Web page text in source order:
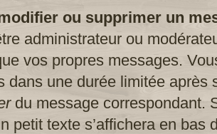
ou supprimer un
administrateur ou
vos propres messages.
dans une durée limitée après
du message correspondant.
petit texte s’affichera en bas